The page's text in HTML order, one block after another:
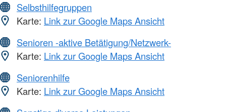
Selbsthilfegruppen
Karte: Link zur Google Maps Ansicht
Senioren -aktive Betätigung/Netzwerk-
Karte: Link zur Google Maps Ansicht
Seniorenhilfe
Karte: Link zur Google Maps Ansicht